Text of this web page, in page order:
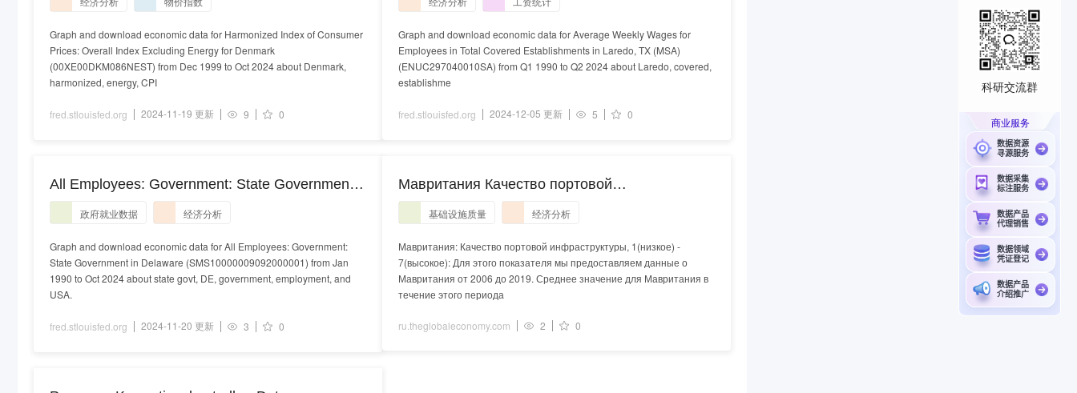
Graph and download economic data for Harmonized Index of Consumer
Prices: Overall Index Excluding Energy for Denmark
(00XE00DKM086NEST) from Dec 1999 to Oct 2024 about Denmark,
harmonized, energy, CPI
fred.stlouisfed.org 2024-11-19 更新 9 0
All Employees: Government: State Government
in Delaware
政府就业数据 经济分析
Graph and download economic data for All Employees: Government:
State Government in Delaware (SMS10000009092000001) from Jan
1990 to Oct 2024 about state govt, DE, government, employment, and
USA.
fred.stlouisfed.org 2024-11-20 更新 3 0
Graph and download economic data for Average Weekly Wages for
Employees in Total Covered Establishments in Laredo, TX (MSA)
(ENUC297040010SA) from Q1 1990 to Q2 2024 about Laredo, covered,
establishme
fred.stlouisfed.org 2024-12-05 更新 5 0
Мавритания Качество портовой
инфраструктуры - данные, диаграмма |
TheGlobalEconomy.com
基础设施质量 经济分析
Мавритания: Качество портовой инфраструктуры, 1(низкое) -
7(высокое): Для этого показателя мы предоставляем данные о
Мавритания от 2006 до 2019. Среднее значение для Мавритания в
течение этого периода
ru.theglobaleconomy.com 2 0
科研交流群
商业服务
数据资源
寻源服务
数据采集
标注服务
数据产品
代理销售
数据领域
凭证登记
数据产品
介绍推广